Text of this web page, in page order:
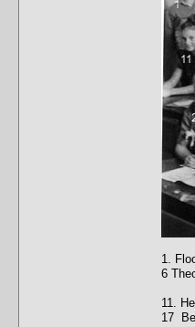
1.
6
11.
17